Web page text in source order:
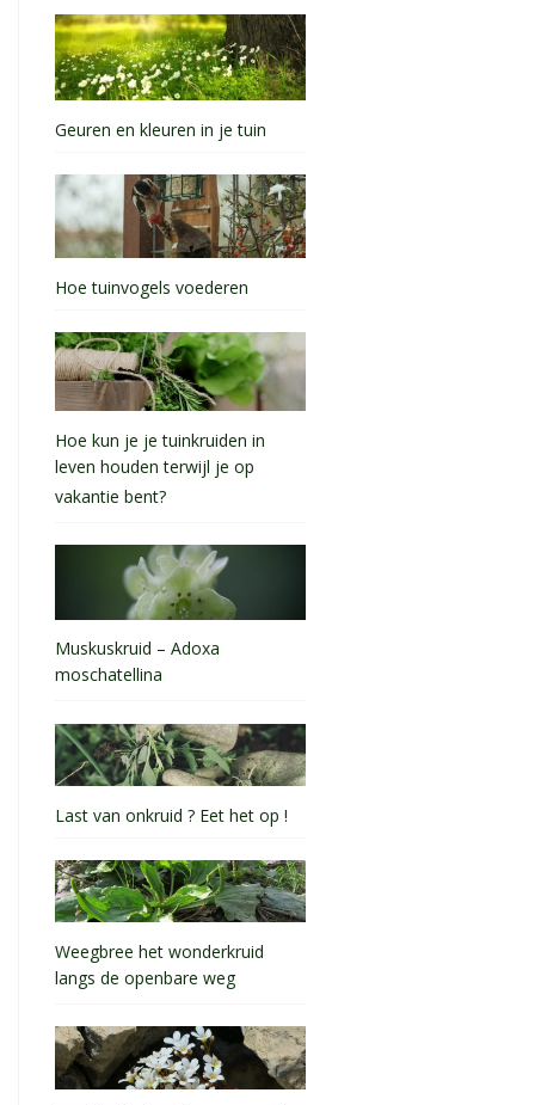
Geuren en kleuren in je tuin
Hoe tuinvogels voederen
Hoe kun je je tuinkruiden in
leven houden terwijl je op
vakantie bent?
Muskuskruid – Adoxa
moschatellina
Last van onkruid ? Eet het op !
Weegbree het wonderkruid
langs de openbare weg